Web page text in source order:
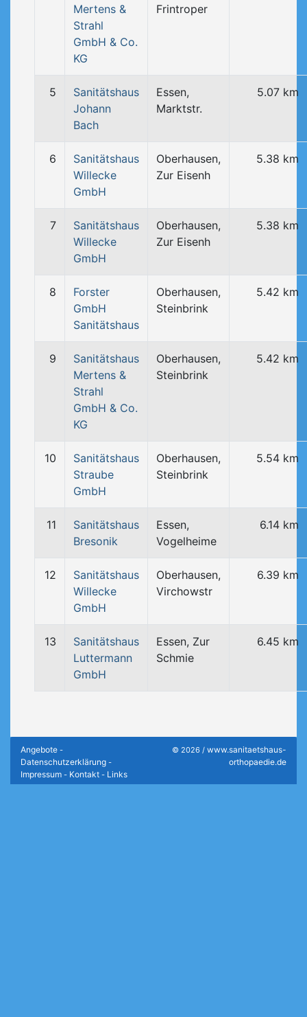
Mertens &
Strahl
GmbH & Co.
KG
Frintroper
5
Sanitätshaus
Johann
Bach
Essen,
Marktstr.
5.07 km
6
Sanitätshaus
Willecke
GmbH
Oberhausen,
Zur Eisenh
5.38 km
7
Sanitätshaus
Willecke
GmbH
Oberhausen,
Zur Eisenh
5.38 km
8
Forster
GmbH
Sanitätshaus
Oberhausen,
Steinbrink
5.42 km
9
Sanitätshaus
Mertens &
Strahl
GmbH & Co.
KG
Oberhausen,
Steinbrink
5.42 km
10
Sanitätshaus
Straube
GmbH
Oberhausen,
Steinbrink
5.54 km
11
Sanitätshaus
Bresonik
Essen,
Vogelheime
6.14 km
12
Sanitätshaus
Willecke
GmbH
Oberhausen,
Virchowstr
6.39 km
13
Sanitätshaus
Luttermann
GmbH
Essen, Zur
Schmie
6.45 km
Angebote -
Datenschutzerklärung -
Impressum - Kontakt - Links
© 2026 / www.sanitaetshaus-
orthopaedie.de